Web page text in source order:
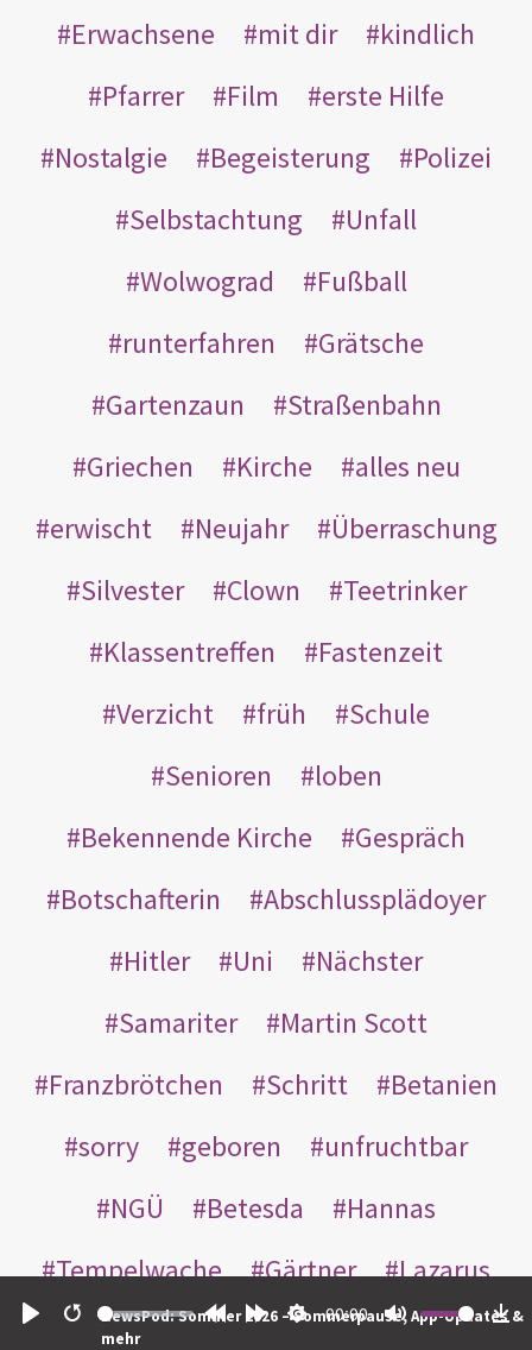
Restart
00:00
NewsPod: Sommer 2026 – Sommerpause, App-Updates &
mehr
Erwachsene
mit dir
kindlich
Pfarrer
Film
erste Hilfe
Nostalgie
Begeisterung
Polizei
Selbstachtung
Unfall
Wolwograd
Fußball
runterfahren
Grätsche
Gartenzaun
Straßenbahn
Griechen
Kirche
alles neu
erwischt
Neujahr
Überraschung
Silvester
Clown
Teetrinker
Klassentreffen
Fastenzeit
Verzicht
früh
Schule
Senioren
loben
Bekennende Kirche
Gespräch
Botschafterin
Abschlussplädoyer
Hitler
Uni
Nächster
Samariter
Martin Scott
Franzbrötchen
Schritt
Betanien
sorry
geboren
unfruchtbar
NGÜ
Betesda
Hannas
Tempelwache
Gärtner
Lazarus
Gottes
Bote Nikodemus